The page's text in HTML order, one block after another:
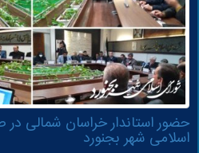
حضور استاندار خراسان شمالی
اسلامی شهر بجنورد